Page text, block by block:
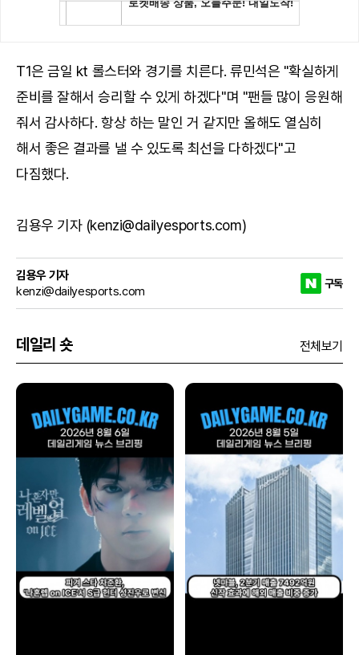
T1은 금일 kt 롤스터와 경기를 치른다. 류민석은 "확실하게
준비를 잘해서 승리할 수 있게 하겠다"며 "팬들 많이 응원해
줘서 감사하다. 항상 하는 말인 거 같지만 올해도 열심히
해서 좋은 결과를 낼 수 있도록 최선을 다하겠다"고
다짐했다.
김용우 기자 (kenzi@dailyesports.com)
김용우 기자
kenzi@dailyesports.com
구독
데일리 숏 전체보기